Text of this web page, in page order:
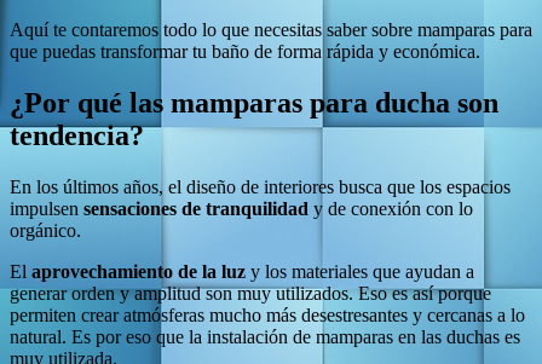
Aquí te contaremos todo lo que necesitas saber sobre mamparas para
que puedas transformar tu baño de forma rápida y económica.
¿Por qué las mamparas para ducha son
tendencia?
En los últimos años, el diseño de interiores busca que los espacios
impulsen sensaciones de tranquilidad y de conexión con lo
orgánico.
El aprovechamiento de la luz y los materiales que ayudan a
generar orden y amplitud son muy utilizados. Eso es así porque
permiten crear atmósferas mucho más desestresantes y cercanas a lo
natural. Es por eso que la instalación de mamparas en las duchas es
muy utilizada.